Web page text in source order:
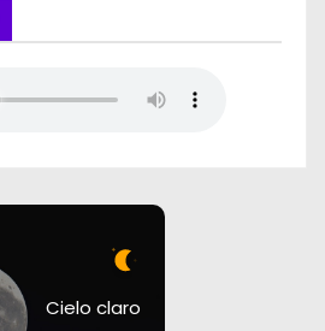
Cielo claro